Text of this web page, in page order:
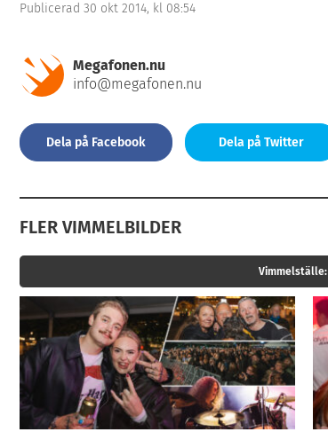
Publicerad 30 okt 2014, kl 08:54
Megafonen.nu
info@megafonen.nu
Dela på Facebook Dela på Twitter
FLER VIMMELBILDER
Vimmelställe: